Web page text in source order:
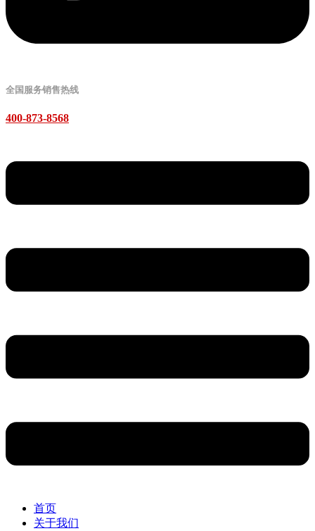
全国服务销售热线
400-873-8568
首页
关于我们